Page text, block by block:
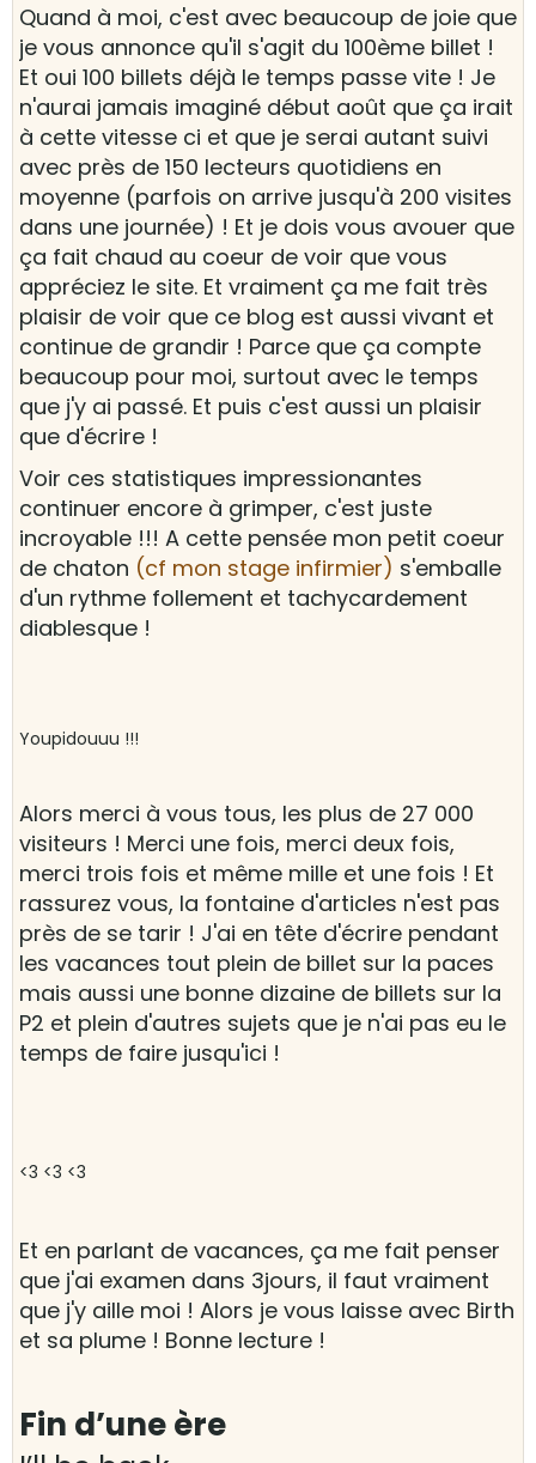
Quand à moi, c'est avec beaucoup de joie que
je vous annonce qu'il s'agit du 100ème billet !
Et oui 100 billets déjà le temps passe vite ! Je
n'aurai jamais imaginé début août que ça irait
à cette vitesse ci et que je serai autant suivi
avec près de 150 lecteurs quotidiens en
moyenne (parfois on arrive jusqu'à 200 visites
dans une journée) ! Et je dois vous avouer que
ça fait chaud au coeur de voir que vous
appréciez le site. Et vraiment ça me fait très
plaisir de voir que ce blog est aussi vivant et
continue de grandir ! Parce que ça compte
beaucoup pour moi, surtout avec le temps
que j'y ai passé. Et puis c'est aussi un plaisir
que d'écrire !
Voir ces statistiques impressionantes
continuer encore à grimper, c'est juste
incroyable !!! A cette pensée mon petit coeur
de chaton (cf mon stage infirmier) s'emballe
d'un rythme follement et tachycardement
diablesque !
Youpidouuu !!!
Alors merci à vous tous, les plus de 27 000
visiteurs ! Merci une fois, merci deux fois,
merci trois fois et même mille et une fois ! Et
rassurez vous, la fontaine d'articles n'est pas
près de se tarir ! J'ai en tête d'écrire pendant
les vacances tout plein de billet sur la paces
mais aussi une bonne dizaine de billets sur la
P2 et plein d'autres sujets que je n'ai pas eu le
temps de faire jusqu'ici !
<3 <3 <3
Et en parlant de vacances, ça me fait penser
que j'ai examen dans 3jours, il faut vraiment
que j'y aille moi ! Alors je vous laisse avec Birth
et sa plume ! Bonne lecture !
Fin d’une ère